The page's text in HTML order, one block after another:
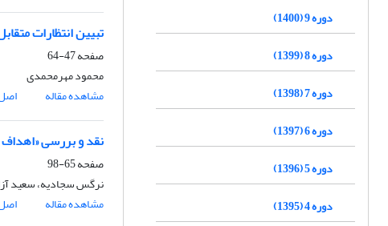
تبیین انتظارات
صفحه47-64
محمود مهرمحمدی
مشاهده مقاله
نقد و بررسی
صفحه65-98
نرگس سجادیه، سعید
مشاهده مقاله
دوره 9 (1400)
دوره 8 (1399)
دوره 7 (1398)
دوره 6 (1397)
دوره 5 (1396)
دوره 4 (1395)